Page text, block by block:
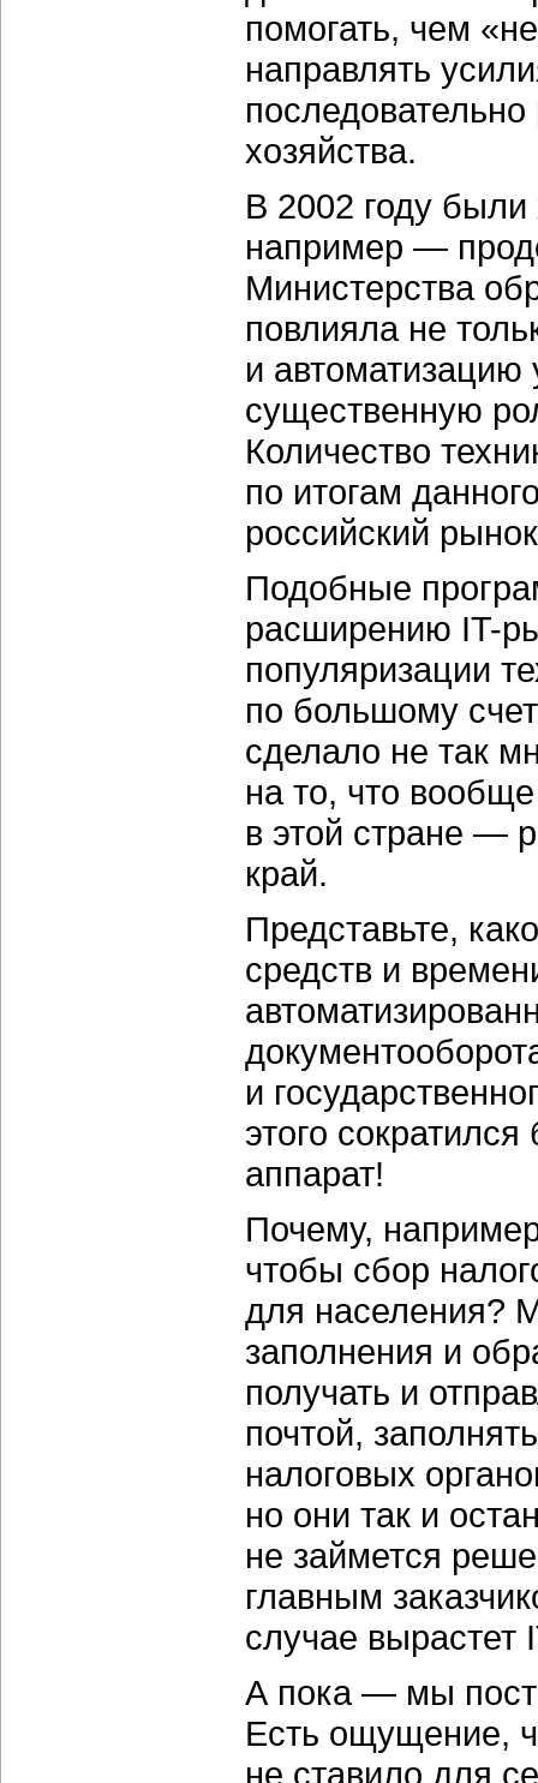
помогать, чем
направлять
хозяйства.
В 2002 году
например —
Министерства
повлияла не
и
существенную
Количество
по итогам
российский
Подобные
расширению IT-
популяризации
по большому
сделало не так
на то, что
в этой стране —
край.
Представьте,
средств и
и
этого
аппарат!
Почему,
чтобы сбор
для населения?
заполнения и
получать и
почтой,
налоговых
но они так и
не займется
главным
случае вырастет
А пока — мы
Есть ощущение,
не ставило для